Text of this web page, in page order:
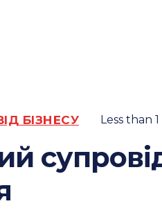
БІЗНЕСУ Less than 1